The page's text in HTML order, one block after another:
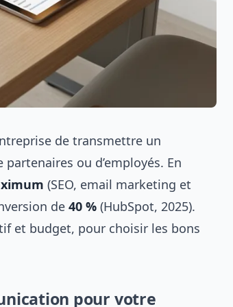
de transmettre un
partenaires ou d’employés. En
(SEO, email marketing et
de 40 % (HubSpot, 2025).
et budget, pour choisir les bons
pour votre